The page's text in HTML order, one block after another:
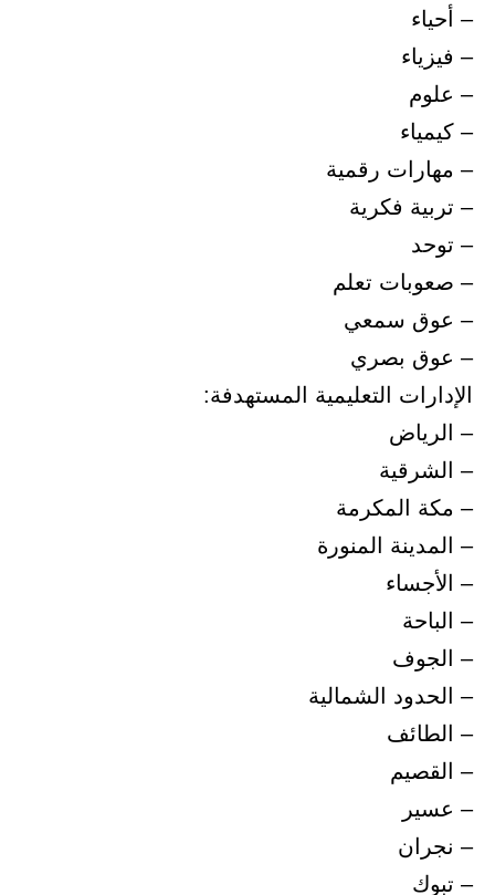
– أحياء
– فيزياء
– علوم
– كيمياء
– مهارات رقمية
– تربية فكرية
– توحد
– صعوبات تعلم
– عوق سمعي
– عوق بصري
الإدارات التعليمية المستهدفة:
– الرياض
– الشرقية
– مكة المكرمة
– المدينة المنورة
– الأجساء
– الباحة
– الجوف
– الحدود الشمالية
– الطائف
– القصيم
– عسير
– نجران
– تبوك